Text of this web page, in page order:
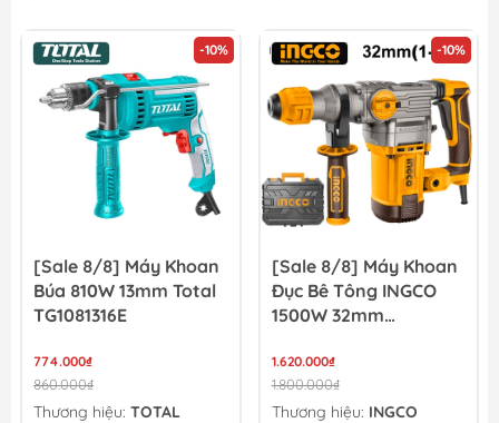
-10%
[Sale 8/8] Máy Khoan
Đục Bê Tông INGCO
1500W 32mm
1.620.000₫
1.800.000₫
Thương hiệu: INGCO
-10%
100mm Bộ Máy Mài
Góc Dùng Pin 20V
Worx WU835 (Công
5.779.800₫
6.422.000₫
Thương hiệu: WORX